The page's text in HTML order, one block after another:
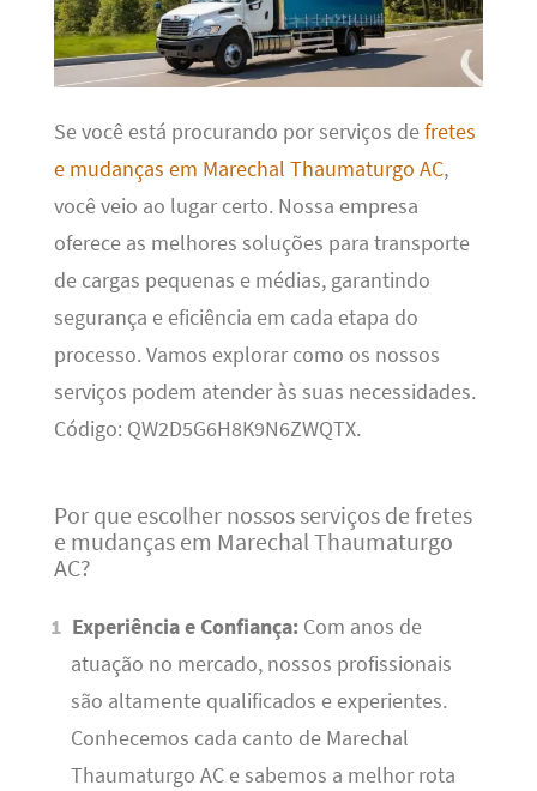
Se você está procurando por serviços defretes
e mudanças em Marechal Thaumaturgo AC,
você veio ao lugar certo. Nossa empresa
oferece as melhores soluções para transporte
de cargas pequenas e médias, garantindo
segurança e eficiência em cada etapa do
processo. Vamos explorar como os nossos
serviços podem atender às suas necessidades.
Código: QW2D5G6H8K9N6ZWQTX.
Por que escolher nossos serviços de fretes
e mudanças em Marechal Thaumaturgo
AC?
Experiência e Confiança: Com anos de
atuação no mercado, nossos profissionais
são altamente qualificados e experientes.
Conhecemos cada canto de Marechal
Thaumaturgo AC e sabemos a melhor rota